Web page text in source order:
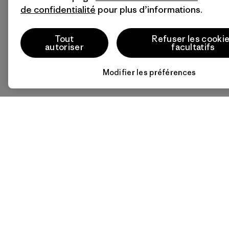
de confidentialité pour plus d’informations.
Tout
autoriser
Refuser les
facultatifs
Modifier les préférences